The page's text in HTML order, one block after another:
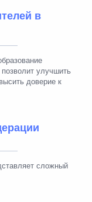
в
улучшить
доверие к
сложный